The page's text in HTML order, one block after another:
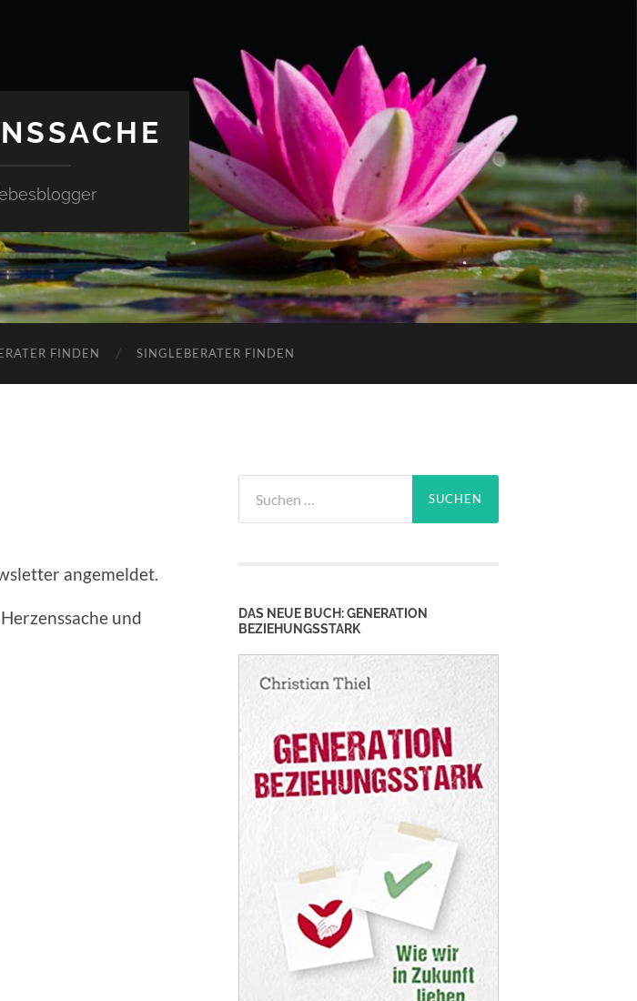
FINDEN SINGLEBERATER FINDEN
angemeldet.
und
nach:
DAS NEUE BUCH: GENERATION
BEZIEHUNGSSTARK